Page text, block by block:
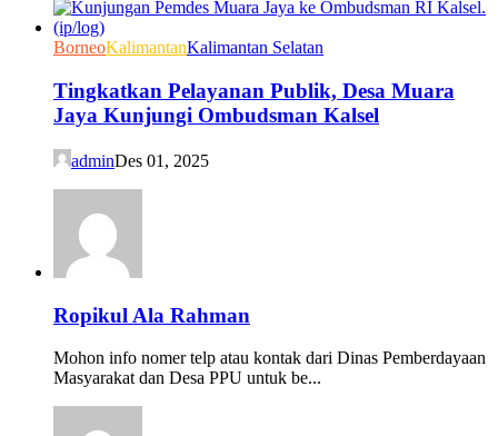
BorneoKalimantanKalimantan Selatan
Tingkatkan Pelayanan Publik, Desa Muara
Jaya Kunjungi Ombudsman Kalsel
adminDes 01, 2025
Ropikul Ala Rahman
Mohon info nomer telp atau kontak dari Dinas Pemberdayaan
Masyarakat dan Desa PPU untuk be...